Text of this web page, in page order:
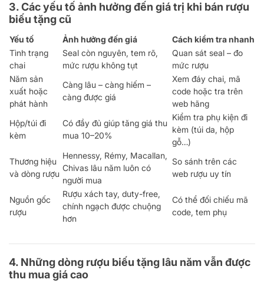
3. Các yếu tố ảnh hưởng đến giá trị khi bán rượu
biếu tặng cũ
Yếu tố Ảnh hưởng đến giá
Cách kiểm tra nhanh
Tình trạng
chai
Seal còn nguyên, tem rõ,
mức rượu không tụt
Quan sát seal – đo
mức rượu
Năm sản
xuất hoặc
phát hành
Càng lâu – càng hiếm –
càng được giá
Xem đáy chai, mã
code hoặc tra trên
web hãng
Hộp/túi đi
kèm
Có đầy đủ giúp tăng giá thu
mua 10–20%
Kiểm tra phụ kiện đi
kèm (túi da, hộp
gỗ…)
Thương hiệu
và dòng rượu
Hennessy, Rémy, Macallan,
Chivas lâu năm luôn có
người mua
So sánh trên các
web rượu uy tín
Nguồn gốc
rượu
Rượu xách tay, duty-free,
chính ngạch được chuộng
hơn
Có thể đối chiếu mã
code, tem phụ
4. Những dòng rượu biếu tặng lâu năm vẫn được
thu mua giá cao